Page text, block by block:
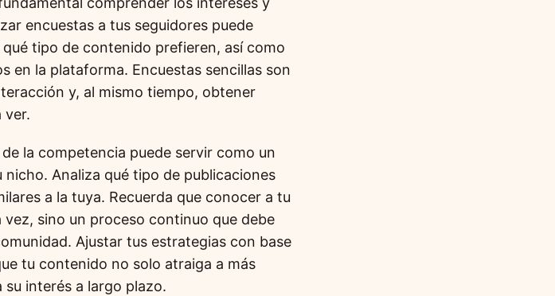
encuestas a tus seguidores puede
tipo de contenido prefieren, así como
en la plataforma. Encuestas sencillas son
y, al mismo tiempo, obtener
ver.
la competencia puede servir como un
Analiza qué tipo de publicaciones
a la tuya. Recuerda que conocer a tu
sino un proceso continuo que debe
Ajustar tus estrategias con base
tu contenido no solo atraiga a más
interés a largo plazo.